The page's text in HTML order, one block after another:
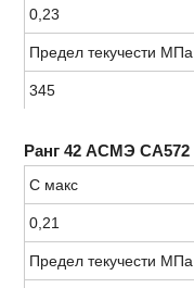
0,23
Предел текучести МПа
345
Ранг 42 АСМЭ СА572
С макс
0,21
Предел текучести МПа